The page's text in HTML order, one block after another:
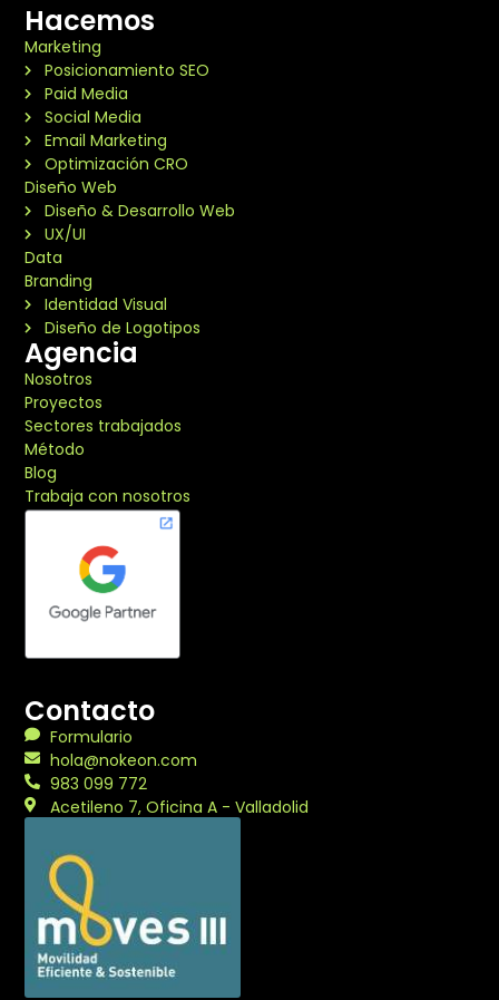
Hacemos
Marketing
Posicionamiento SEO
Paid Media
Social Media
Email Marketing
Optimización CRO
Diseño Web
Diseño & Desarrollo Web
UX/UI
Data
Branding
Identidad Visual
Diseño de Logotipos
Agencia
Nosotros
Proyectos
Sectores trabajados
Método
Blog
Trabaja con nosotros
Contacto
Formulario
hola@nokeon.com
983 099 772
Acetileno 7, Oficina A - Valladolid